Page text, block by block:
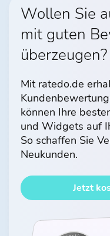
Wollen Sie
mit guten
überzeugen?
Mit ratedo.de
können Ihre
und Widgets auf
So schaffen Sie
Neukunden.
Jetzt